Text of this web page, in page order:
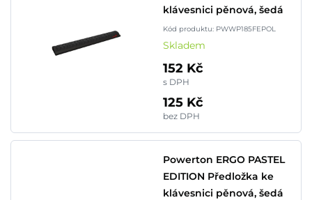
klávesnici pěnová, šedá
Kód produktu: PWWP185FEPOL
Skladem
152 Kč
s DPH
125 Kč
bez DPH
Powerton ERGO PASTEL
EDITION Předložka ke
klávesnici pěnová, šedá